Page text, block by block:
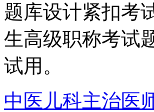
题库设计紧扣考
生高级职称考试
试用。
中医儿科主治医